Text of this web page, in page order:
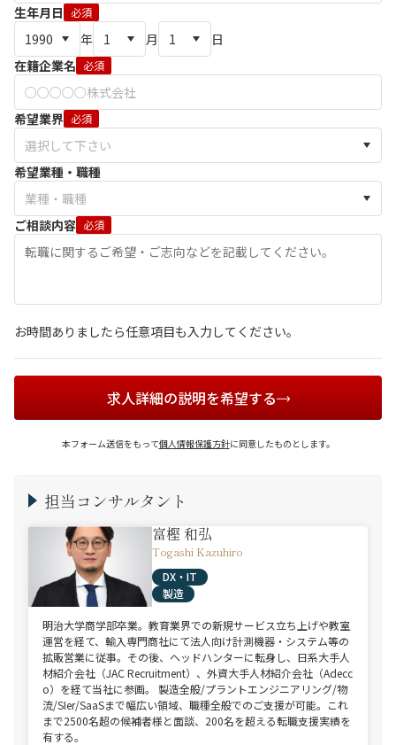
生年月日 必須
年 月
日
在籍企業名 必須
希望業界 必須
希望業種・職種
ご相談内容 必須
お時間ありましたら任意項目も入力してください。
求人詳細の説明を希望する
本フォーム送信をもって個人情報保護方針に同意したものとします。
担当コンサルタント
富樫 和弘
Togashi Kazuhiro
DX・IT
製造
明治大学商学部卒業。教育業界での新規サービス立ち上げや教室
運営を経て、輸入専門商社にて法人向け計測機器・システム等の
拡販営業に従事。その後、ヘッドハンターに転身し、日系大手人
材紹介会社（JAC Recruitment）、外資大手人材紹介会社（Adecc
o）を経て当社に参画。 製造全般/プラントエンジニアリング/物
流/SIer/SaaSまで幅広い領域、職種全般でのご支援が可能。これ
まで2500名超の候補者様と面談、200名を超える転職支援実績を
有する。